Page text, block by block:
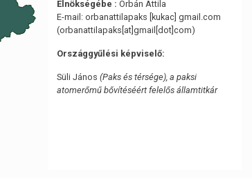
Elnökségébe : Orbán Attila
E-mail:orbanattilapaks [kukac]gmail .com
(orbanattilapaks[at]gmail[dot]com)
Országgyűlési képviselő:
Süli János(Paks és térsége), a paksi
atomerőmű bővítéséért felelős államtitkár